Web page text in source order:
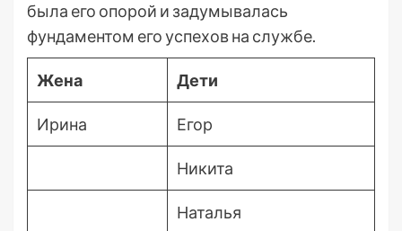
была его опорой и задумывалась
фундаментом его успехов на службе.
Жена Дети
Ирина Егор
Никита
Наталья